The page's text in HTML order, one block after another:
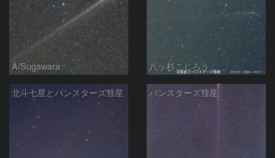
A/Sugawara 八ッ杉こじろう
北斗七星とパンスターズ彗星 パンスターズ彗星